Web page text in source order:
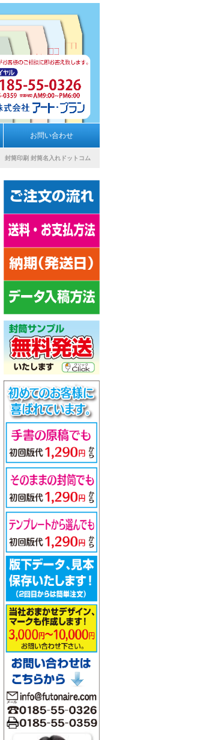
お問い合わせ
封筒印刷 封筒名入れドットコム